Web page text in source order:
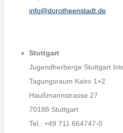
info@dorotheenstadt.de
Stuttgart
Jugendherberge Stuttgart
Tagungsraum Kairo 1+2
Haußmannstrasse 27
70188 Stuttgart
Tel.: +49 711 664747-0